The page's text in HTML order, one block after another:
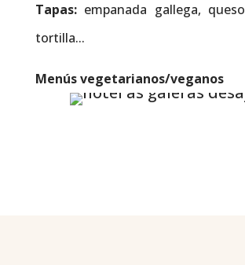
Tapas:empanada gallega,
tortilla...
Menús vegetarianos/veganos